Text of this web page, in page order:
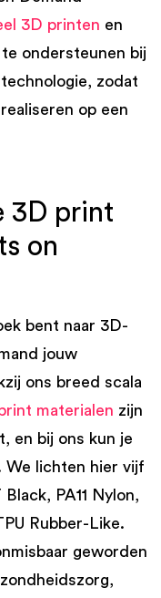
3D printen en
ondersteunen bij
zodat
op een
3D print
on
bent naar 3D-
jouw
ons breed scala
materialen zijn
en bij ons kun je
We lichten hier vijf
PA11 Nylon,
Rubber-Like.
geworden